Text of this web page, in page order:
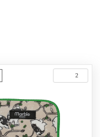
2